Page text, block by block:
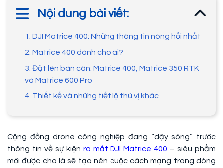
Nội dung bài viết:
1. DJI Matrice 400: Những thông tin nóng hổi nhất
2. Matrice 400 dành cho ai?
3. Đặt lên bàn cân: Matrice 400, Matrice 350 RTK
và Matrice 600 Pro
4. Thiết kế và những tiết lộ thú vị khác
Cộng đồng drone công nghiệp đang “dậy sóng” trước
thông tin về sự kiện ra mắt DJI Matrice 400 – siêu phẩm
mới được cho là sẽ tạo nên cuộc cách mạng trong dòng